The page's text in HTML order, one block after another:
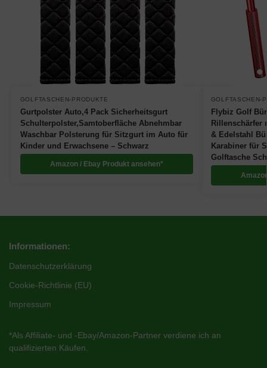
GOLFTASCHEN-PRODUKTE
Gurtpolster Auto,4 Pack Sicherheitsgurt
Schulterpolster,Samtoberfläche Abnehmbar
Waschbar Polsterung für Sitzgurt im Auto für
Kinder und Erwachsene – Schwarz
Amazon / Ebay Produkt ansehen*
GOLFTASCHEN-
Flybiz Golf
Rillenschärfer
& Edelstahl
Karabiner für
Golftasche
Informationen:
Datenschutzerklärung
Cookie-Richtlinie (EU)
Impressum
*Als Affiliate- und -Ebay/Amazon-Partner verdiene ich an
qualifizierten Käufen.